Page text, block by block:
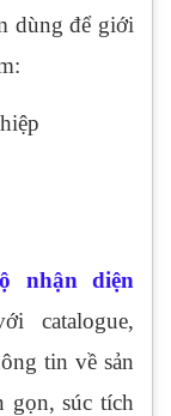
dùng để giới
nhận diện
catalogue,
tin về sản
gọn, súc tích